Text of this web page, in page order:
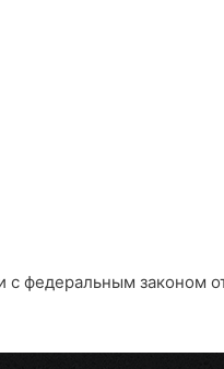
с федеральным законом